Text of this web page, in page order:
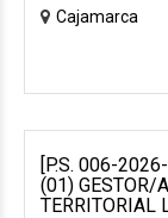
Cajamarca
[P.S. 006-
(01) GESTOR/
TERRITORIAL